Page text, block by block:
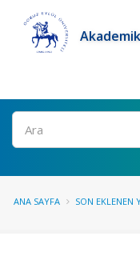
Ara
ANA SAYFA SON EKLENEN